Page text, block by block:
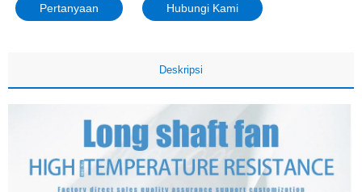
Pertanyaan Hubungi Kami
Deskripsi